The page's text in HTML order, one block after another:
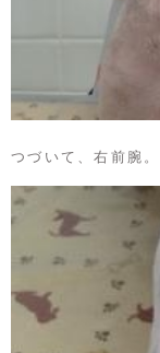
つづいて、右前腕。